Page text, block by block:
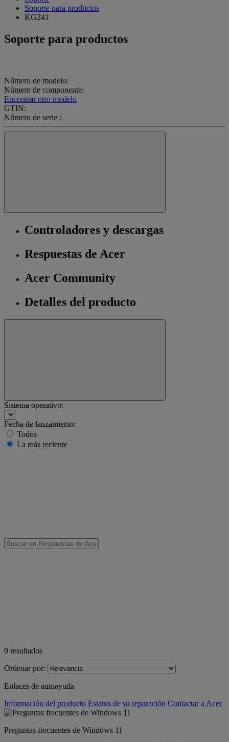
Soporte para productos
KG241
Soporte para productos
Número de modelo:
Número de componente:
Encontrar otro modelo
GTIN:
Número de serie :
Controladores y descargas
Respuestas de Acer
Acer Community
Detalles del producto
Sistema operativo:
Fecha de lanzamiento:
Todos
La más reciente
0 resultados
Ordenar por:
Enlaces de autoayuda
Información del producto Estatus de su reparación Contactar a Acer
Preguntas frecuentes de Windows 11